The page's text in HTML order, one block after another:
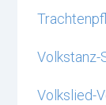
Volkstanz-
Volkslied-